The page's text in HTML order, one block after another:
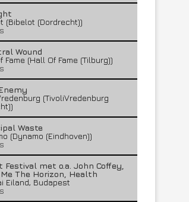
(Bibelot (Dordrecht))
Wound
Fame (Hall Of Fame (Tilburg))
(TivoliVredenburg
Waste
(Dynamo (Eindhoven))
Festival met o.a. John Coffey,
The Horizon, Health
Eiland, Budapest